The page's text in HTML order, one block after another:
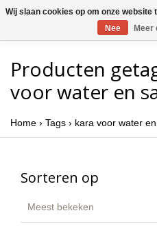
Producten
voor water en
Home › Tags › kara voor water
Sorteren op
Meest bekeken
Wij slaan cookies op om onze
Nee
Meer